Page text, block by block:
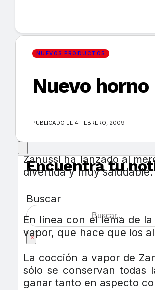
MERCADOS Y TENDENCIAS
Encuentra tu
Buscar
×
NUEVOS PRODUCTOS
Nuevo
PUBLICADO EL 4 FEBRERO, 2009
Zanussi ha lanzado al
divertida y muy saludable.
En línea con el lema de
vapor, que hace que los
La cocción a vapor de
sólo se conservan todas
ganar tanto en aspecto